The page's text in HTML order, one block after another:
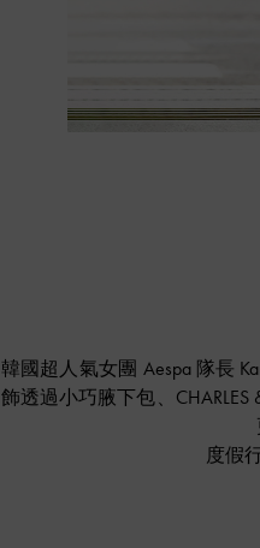
韓國超人氣女團 Aespa 隊長
飾透過小巧腋下包、
度假